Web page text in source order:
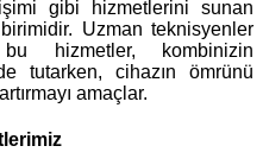
gibi hizmetlerini sunan
Uzman teknisyenler
bu hizmetler, kombinizin
tutarken, cihazın ömrünü
amaçlar.